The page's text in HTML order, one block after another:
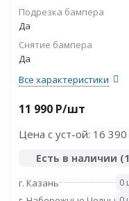
Подрезка бампера
Да
Снятие бампера
Да
Все характеристики
11 990 P/шт
Цена с уст-ой: 16 390
Есть в наличии
г. Казань
0